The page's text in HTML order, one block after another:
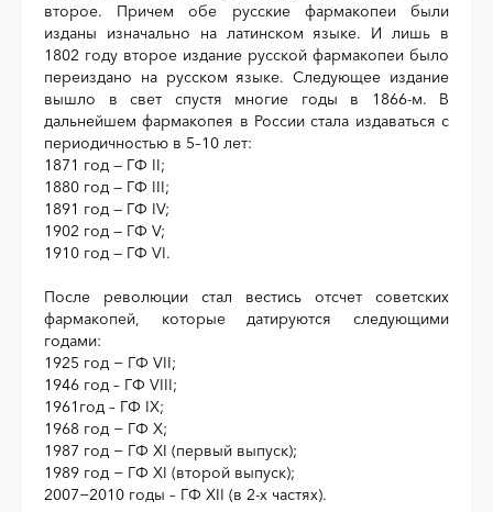
второе. Причем обе русские фармакопеи были
изданы изначально на латинском языке. И лишь в
1802 году второе издание русской фармакопеи было
переиздано на русском языке. Следующее издание
вышло в свет спустя многие годы в 1866-м. В
дальнейшем фармакопея в России стала издаваться с
периодичностью в 5–10 лет:
1871 год — ГФ II;
1880 год — ГФ III;
1891 год — ГФ IV;
1902 год — ГФ V;
1910 год — ГФ VI.
После революции стал вестись отсчет советских
фармакопей, которые датируются следующими
годами:
1925 год − ГФ VII;
1946 год – ГФ VIII;
1961год – ГФ IX;
1968 год − ГФ X;
1987 год − ГФ XI (первый выпуск);
1989 год − ГФ XI (второй выпуск);
2007−2010 годы – ГФ XII (в 2-х частях).